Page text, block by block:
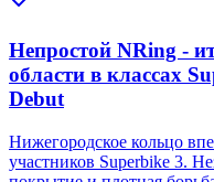
Непростой NRing -
области в классах
Debut
Нижегородское кольцо
участников Superbike 3.